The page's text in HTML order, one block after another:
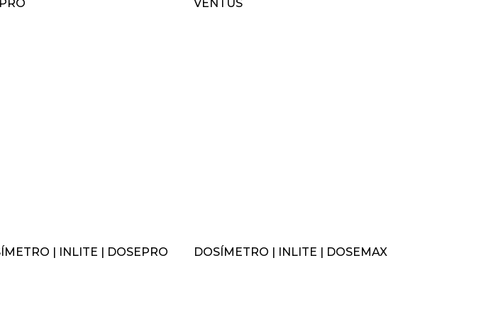
VENTUS
| INLITE | DOSEPRO DOSÍMETRO | INLITE | DOSEMAX